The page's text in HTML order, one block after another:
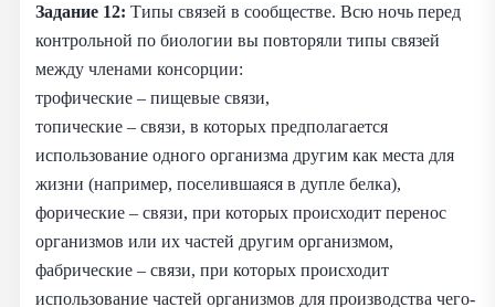
Задание 12: Типы связей в сообществе. Всю ночь перед
контрольной по биологии вы повторяли типы связей
между членами консорции:
трофические – пищевые связи,
топические – связи, в которых предполагается
использование одного организма другим как места для
жизни (например, поселившаяся в дупле белка),
форические – связи, при которых происходит перенос
организмов или их частей другим организмом,
фабрические – связи, при которых происходит
использование частей организмов для производства чего-